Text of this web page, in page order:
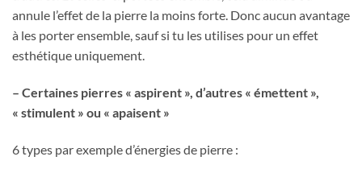
annule l’effet de la pierre la moins forte. Donc aucun avantage
à les porter ensemble, sauf si tu les utilises pour un effet
esthétique uniquement.
– Certaines pierres « aspirent », d’autres « émettent »,
« stimulent » ou « apaisent »
6 types par exemple d’énergies de pierre :